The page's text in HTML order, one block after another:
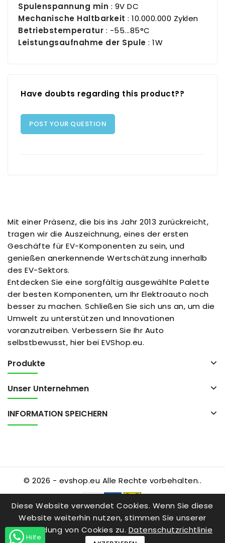
Spulenspannung min : 9V DC
Mechanische Haltbarkeit : 10.000.000 Zyklen
Betriebstemperatur : -55...85°C
Leistungsaufnahme der Spule : 1W
Have doubts regarding this product??
POST YOUR QUESTION
Mit einer Präsenz, die bis ins Jahr 2013 zurückreicht,
tragen wir die Auszeichnung, eines der ersten
Geschäfte für EV-Komponenten zu sein, und
genießen anerkennende Wertschätzung innerhalb
des EV-Sektors.
Entdecken Sie eine sorgfältig ausgewählte Palette
der besten Komponenten, um Ihr Elektroauto noch
besser zu machen. Schließen Sie sich uns an, um die
Umwelt zu unterstützen und Innovationen
voranzutreiben. Verbessern Sie Ihr Auto
selbstbewusst, hier bei EVShop.eu.
Produkte
Unser Unternehmen
INFORMATION SPEICHERN
Diese Website verwendet Cookies. Wenn Sie diese
Website weiterhin nutzen, stimmen Sie unserer
Verwendung von Cookies zu. Datenschutzrichtlinie
© 2026 - evshop.eu Alle Rechte vorbehalten..
Hilfe